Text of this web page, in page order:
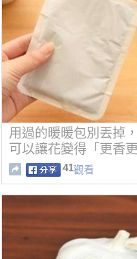
用過的暖暖包別丟掉
可以讓花變得「更香
41觀看